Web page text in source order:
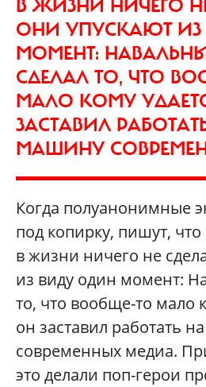
В ЖИЗНИ НИЧЕГО
ОНИ УПУСКАЮТ
МОМЕНТ:
СДЕЛАЛ ТО, ЧТО
МАЛО КОМУ
ЗАСТАВИЛ
МАШИНУ
Когда полуанонимные
под копирку, пишут,
в жизни ничего не
из виду один момент:
то, что вообще-то мало
он заставил работать
современных медиа.
это делали поп-герои